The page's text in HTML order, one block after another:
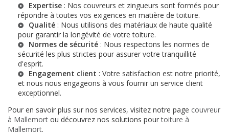
Expertise : Nos couvreurs et zingueurs sont formés pour
répondre à toutes vos exigences en matière de toiture.
Qualité : Nous utilisons des matériaux de haute qualité
pour garantir la longévité de votre toiture.
Normes de sécurité : Nous respectons les normes de
sécurité les plus strictes pour assurer votre tranquillité
d'esprit.
Engagement client : Votre satisfaction est notre priorité,
et nous nous engageons à vous fournir un service client
exceptionnel.
Pour en savoir plus sur nos services, visitez notre page couvreur
à Mallemort ou découvrez nos solutions pourtoiture à
Mallemort.